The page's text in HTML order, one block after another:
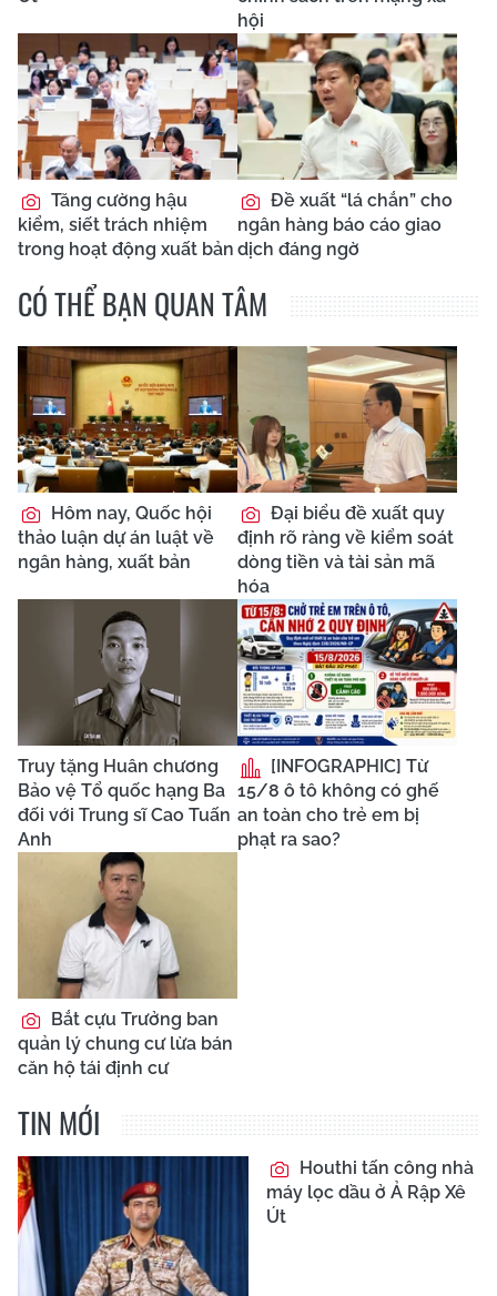
hội
Tăng cường hậu
kiểm, siết trách nhiệm
trong hoạt động xuất bản
Đề xuất “lá chắn” cho
ngân hàng báo cáo giao
dịch đáng ngờ
CÓ THỂ BẠN QUAN TÂM
Hôm nay, Quốc hội
thảo luận dự án luật về
ngân hàng, xuất bản
Đại biểu đề xuất quy
định rõ ràng về kiểm soát
dòng tiền và tài sản mã
hóa
Truy tặng Huân chương
Bảo vệ Tổ quốc hạng Ba
đối với Trung sĩ Cao Tuấn
Anh
[INFOGRAPHIC] Từ
15/8 ô tô không có ghế
an toàn cho trẻ em bị
phạt ra sao?
Bắt cựu Trưởng ban
quản lý chung cư lừa bán
căn hộ tái định cư
TIN MỚI
Houthi tấn công nhà
máy lọc dầu ở Ả Rập Xê
Út